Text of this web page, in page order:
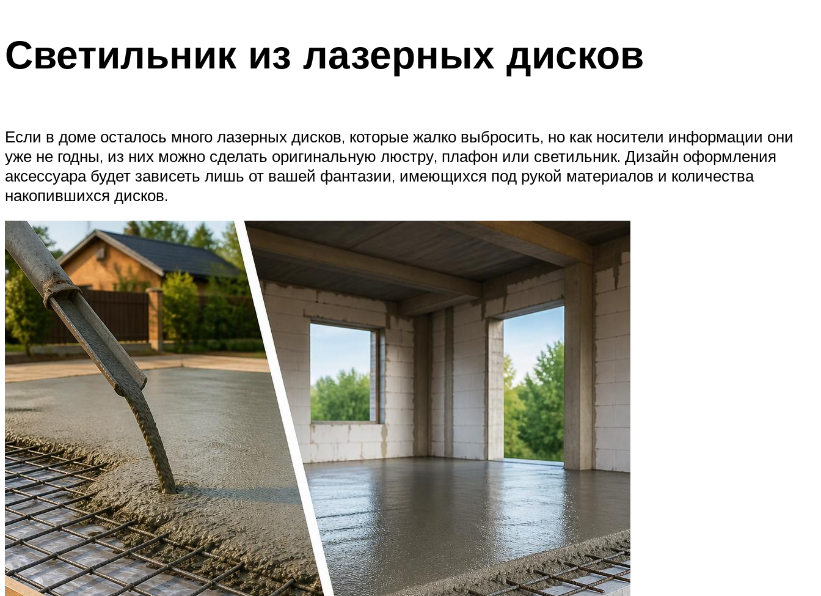
Светильник из лазерных дисков
Если в доме осталось много лазерных дисков, которые жалко выбросить, но как носители информации они
уже не годны, из них можно сделать оригинальную люстру, плафон или светильник. Дизайн оформления
аксессуара будет зависеть лишь от вашей фантазии, имеющихся под рукой материалов и количества
накопившихся дисков.